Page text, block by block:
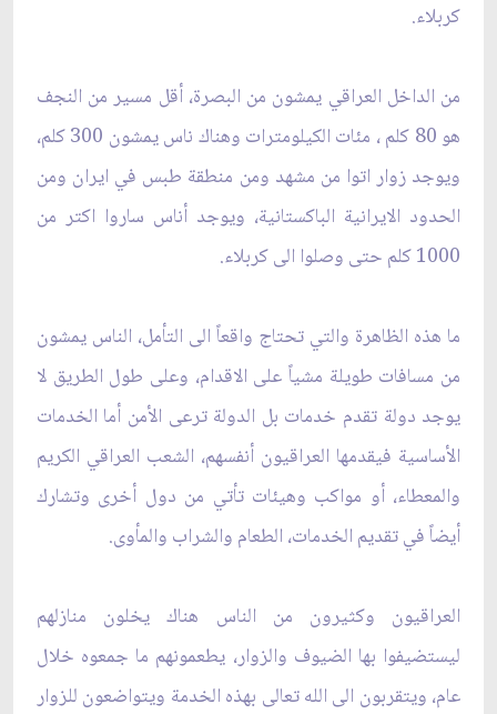
كربلاء. ‏
من الداخل العراقي يمشون من البصرة، أقل مسير من النجف
هو 80 كلم ، مئات الكيلومترات وهناك ‏ناس يمشون 300 كلم،
ويوجد زوار اتوا من مشهد ومن منطقة طبس في ايران ومن
الحدود الايرانية ‏الباكستانية، ويوجد أناس ساروا اكتر من
1000 كلم حتى وصلوا الى كربلاء.
ما هذه الظاهرة والتي تحتاج واقعاً الى التأمل، الناس يمشون
من مسافات طويلة مشياً على الاقدام، ‏وعلى طول الطريق لا
يوجد دولة تقدم خدمات بل الدولة ترعى الأمن أما الخدمات
الأساسية فيقدمها ‏العراقيون أنفسهم، الشعب العراقي الكريم
والمعطاء، أو مواكب وهيئات تأتي من دول أخرى وتشارك
‏أيضاً في تقديم الخدمات، الطعام والشراب والمأوى.‏
العراقيون وكثيرون من الناس هناك يخلون منازلهم
ليستضيفوا بها الضيوف والزوار، يطعمونهم ما ‏جمعوه خلال
عام، ويتقربون الى الله تعالى بهذه الخدمة ويتواضعون للزوار